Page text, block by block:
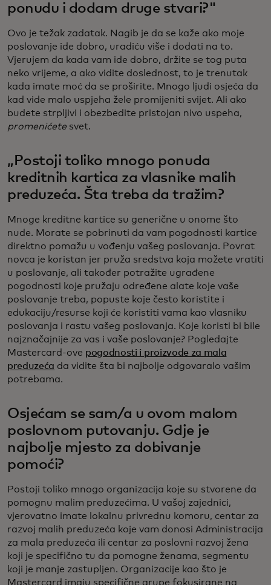
ponudu i dodam druge stvari?"
Ovo je težak zadatak. Nagib je da se kaže ako moje
poslovanje ide dobro, uradiću više i dodati na to.
Vjerujem da kada vam ide dobro, držite se tog puta
neko vrijeme, a ako vidite doslednost, to je trenutak
kada imate moć da se proširite. Mnogo ljudi osjeća da
kad vide malo uspjeha žele promijeniti svijet. Ali ako
budete strpljivi i obezbedite pristojan nivo uspeha,
promenićete svet.
„Postoji toliko mnogo ponuda
kreditnih kartica za vlasnike malih
preduzeća. Šta treba da tražim?
Mnoge kreditne kartice su generične u onome što
nude. Morate se pobrinuti da vam pogodnosti kartice
direktno pomažu u vođenju vašeg poslovanja. Povrat
novca je koristan jer pruža sredstva koja možete vratiti
u poslovanje, ali također potražite ugrađene
pogodnosti koje pružaju određene alate koje vaše
poslovanje treba, popuste koje često koristite i
edukaciju/resurse koji će koristiti vama kao vlasniku
poslovanja i rastu vašeg poslovanja. Koje koristi bi bile
najznačajnije za vas i vaše poslovanje? Pogledajte
Mastercard-ove pogodnosti i proizvode za mala
preduzeća da vidite šta bi najbolje odgovaralo vašim
potrebama.
Osjećam se sam/a u ovom malom
poslovnom putovanju. Gdje je
najbolje mjesto za dobivanje
pomoći?
Postoji toliko mnogo organizacija koje su stvorene da
pomognu malim preduzećima. U vašoj zajednici,
vjerovatno imate lokalnu privrednu komoru, centar za
razvoj malih preduzeća koje vam donosi Administracija
za mala preduzeća ili centar za poslovni razvoj žena
koji je specifično tu da pomogne ženama, segmentu
koji je manje zastupljen. Organizacije kao što je
Mastercard imaju specifične grupe fokusirane na